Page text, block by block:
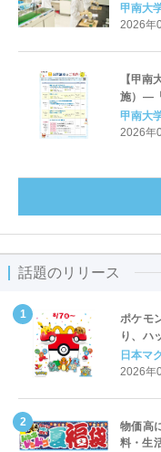
甲南大
2026年
【甲
施）―
&amp;
甲南大
2026年
話題のリリース
ポケモ
り、ハ
定登場
日本マ
2026年
物価高
料・生